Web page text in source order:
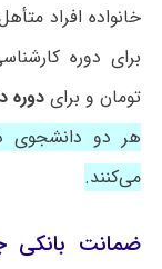
خانواده افراد
تومان و برایدوره دکتری
می‌کنند.
ضمانت